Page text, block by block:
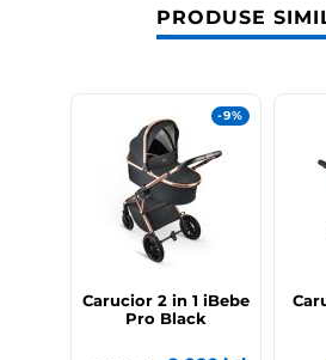
PRODUSE
-9%
Carucior 2 in 1 iBebe
Pro Black